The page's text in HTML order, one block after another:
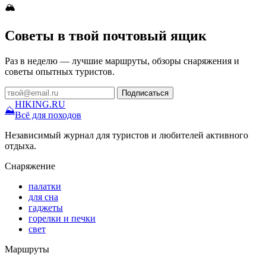
🏔
Советы в твой почтовый ящик
Раз в неделю — лучшие маршруты, обзоры снаряжения и
советы опытных туристов.
Подписаться
⛰
HIKING.RU
Всё для походов
Независимый журнал для туристов и любителей активного
отдыха.
Снаряжение
палатки
для сна
гаджеты
горелки и печки
свет
Маршруты